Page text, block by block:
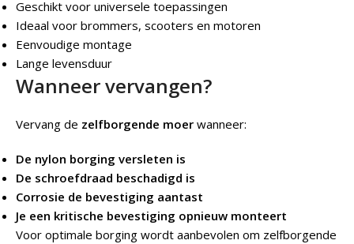
Geschikt voor universele toepassingen
Ideaal voor brommers, scooters en motoren
Eenvoudige montage
Lange levensduur
Wanneer vervangen?
Vervang de zelfborgende moer wanneer:
De nylon borging versleten is
De schroefdraad beschadigd is
Corrosie de bevestiging aantast
Je een kritische bevestiging opnieuw monteert
Voor optimale borging wordt aanbevolen om zelfborgende